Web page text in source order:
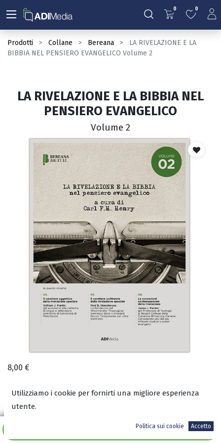
0 0
Prodotti Collane Bereana
LA RIVELAZIONE E LA
BIBBIA NEL PENSIERO EVANGELICO Volume 2
Aggiungi al carrello
LA RIVELAZIONE E LA BIBBIA NEL
PENSIERO EVANGELICO
Volume 2
8,00 €
Utilizziamo i cookie per fornirti una migliore esperienza
utente.
Politica sui cookie Accetto